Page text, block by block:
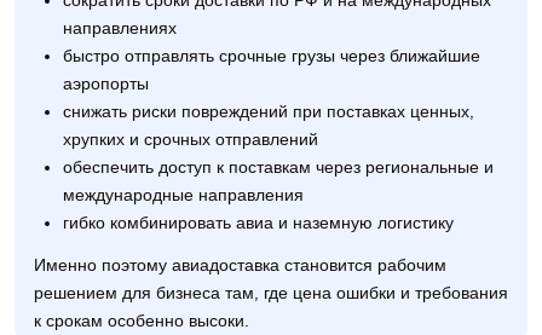
направлениях
быстро отправлять срочные грузы через ближайшие
аэропорты
снижать риски повреждений при поставках ценных,
хрупких и срочных отправлений
обеспечить доступ к поставкам через региональные и
международные направления
гибко комбинировать авиа и наземную логистику
Именно поэтому авиадоставка становится рабочим
решением для бизнеса там, где цена ошибки и требования
к срокам особенно высоки.